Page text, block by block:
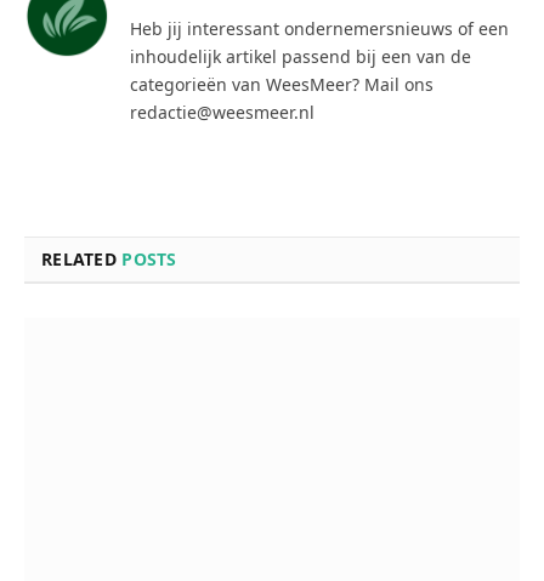
Heb jij interessant ondernemersnieuws of een
inhoudelijk artikel passend bij een van de
categorieën van WeesMeer? Mail ons
redactie@weesmeer.nl
RELATED POSTS